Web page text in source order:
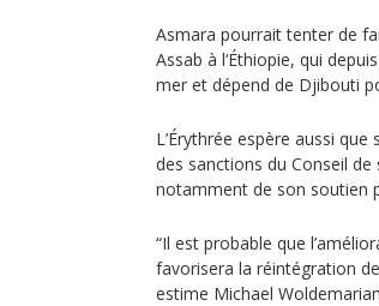
Asmara pourrait tenter de
Assab à l‘Éthiopie, qui
mer et dépend de Djibouti
L’Érythrée espère aussi
des sanctions du Conseil de
notamment de son soutien
“Il est probable que
favorisera la réintégration
estime Michael